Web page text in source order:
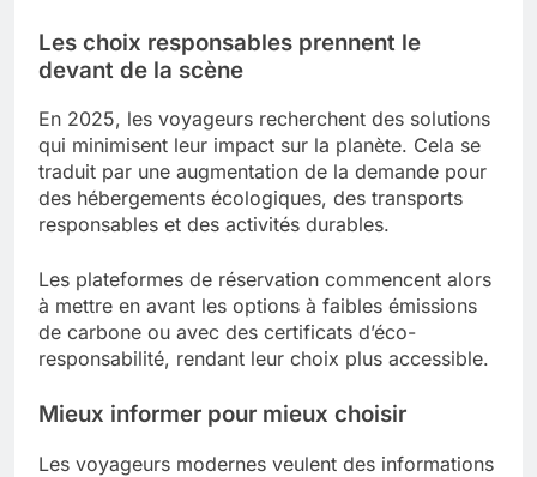
Les choix responsables prennent le
devant de la scène
En 2025, les voyageurs recherchent des solutions
qui minimisent leur impact sur la planète. Cela se
traduit par une augmentation de la demande pour
des hébergements écologiques, des transports
responsables et des activités durables.
Les plateformes de réservation commencent alors
à mettre en avant les options à faibles émissions
de carbone ou avec des certificats d’éco-
responsabilité, rendant leur choix plus accessible.
Mieux informer pour mieux choisir
Les voyageurs modernes veulent des informations